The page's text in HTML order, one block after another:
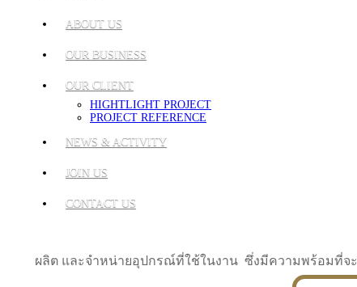
ABOUT US
OUR BUSINESS
OUR CLIENT
HIGHTLIGHT PROJECT
PROJECT REFERENCE
NEWS & ACTIVITY
JOIN US
CONTACT US
ผลิต และจำหน่ายอุปกรณ์ที่ใช้ในงาน ซึ่งมีความพร้อมที่จ